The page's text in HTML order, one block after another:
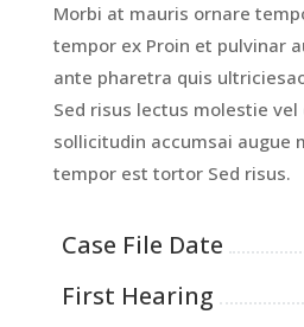
Morbi at mauris ornare
tempor ex Proin et pulvinar
ante pharetra quis
Sed risus lectus molestie vel
sollicitudin accumsai augue
tempor est tortor Sed risus.
Case File Date
First Hearing